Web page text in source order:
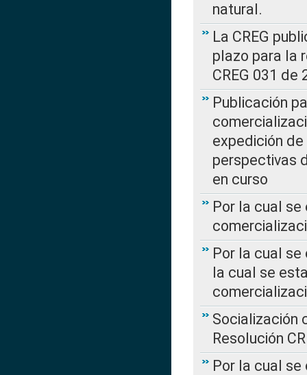
natural.
La CREG
plazo para la
CREG 031 de
Publicación
expedición de
perspectivas
en curso
Por la cual
Por la cual se
la cual se
Socialización
Resolución
Por la cual